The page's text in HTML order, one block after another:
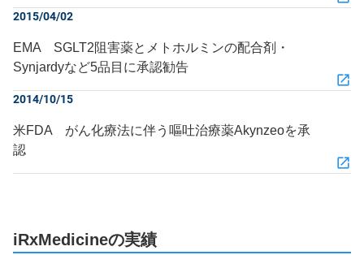
2015/04/02
EMA SGLT2阻害薬とメトホルミンの配合剤・
Synjardyなど5品目に承認勧告
2014/10/15
米FDA がん化療法に伴う嘔吐治療薬Akynzeoを承
認
iRxMedicineの実績